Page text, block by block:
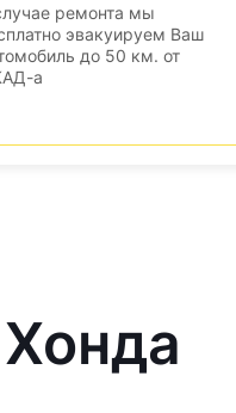
ремонта мы
эвакуируем Ваш
до 50 км. от
а